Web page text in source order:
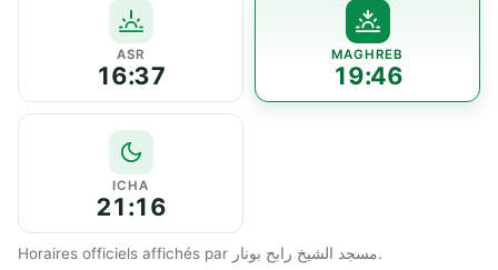
ASR
16:37
MAGHREB
19:46
ICHA
21:16
Horaires officiels affichés par مسجد الشيخ رابح بونار.